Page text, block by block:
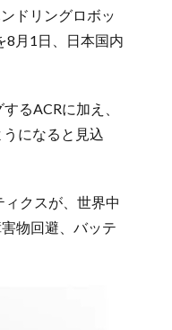
ドリングロボッ
8月1日、日本国内
るACRに加え、
になると見込
ィクスが、世界中
物回避、バッテ